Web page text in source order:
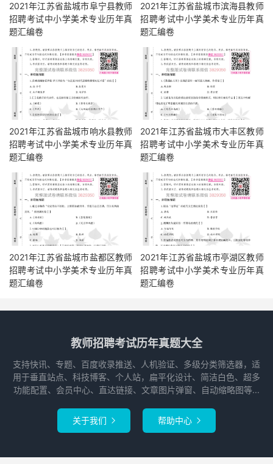
2021年江苏省盐城市阜宁县教师
招聘考试中小学美术专业历年真
题汇编卷
2021年江苏省盐城市滨海县教师
招聘考试中小学美术专业历年真
题汇编卷
2021年江苏省盐城市响水县教师
招聘考试中小学美术专业历年真
题汇编卷
2021年江苏省盐城市大丰区教师
招聘考试中小学美术专业历年真
题汇编卷
2021年江苏省盐城市盐都区教师
招聘考试中小学美术专业历年真
题汇编卷
2021年江苏省盐城市亭湖区教师
招聘考试中小学美术专业历年真
题汇编卷
教师招聘考试历年真题大全
支持快讯、专题、百度收录推送、人机验证、多级分类筛选器，适
用于垂直站点、科技博客、个人站，扁平化设计、简洁白色、超多
功能配置、会员中心、直达链接、文章图片弹窗、自动缩略图等...
关于我们  帮助中心 